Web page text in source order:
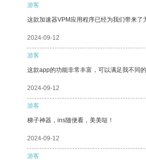
游客
这款加速器VPM应用程序已经为我们带来了
2024-09-12
游客
这款app的功能非常丰富，可以满足我不同的
2024-09-12
游客
梯子神器，ins随便看，美美哒！
2024-09-12
游客